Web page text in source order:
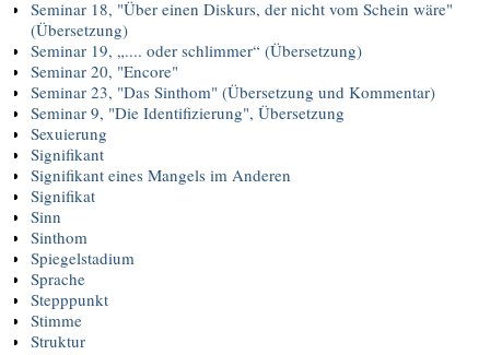
Seminar 18, "Über einen Diskurs, der nicht vom Schein wäre"
(Übersetzung)
Seminar 19, „.... oder schlimmer“ (Übersetzung)
Seminar 20, "Encore"
Seminar 23, "Das Sinthom" (Übersetzung und Kommentar)
Seminar 9, "Die Identifizierung", Übersetzung
Sexuierung
Signifikant
Signifikant eines Mangels im Anderen
Signifikat
Sinn
Sinthom
Spiegelstadium
Sprache
Stepppunkt
Stimme
Struktur